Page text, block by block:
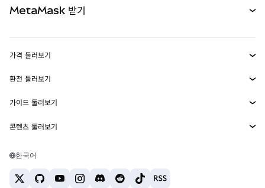
실물자산
MetaMask Connect
Snaps
웹3 서비스
MetaMask 받기
보안
고객 지원
채용
가격 둘러보기
이더리움 가격
솔라나 가격
테더 가격
환전 둘러보기
ETH를 USD로 환전
USDT를 INR로 환전
BTC를 INR로 환전
ETH를 USDT로 환전
가이드 둘러보기
ETH 매수
USDT 매수
콘텐츠 둘러보기
솔라나 지갑
한국어